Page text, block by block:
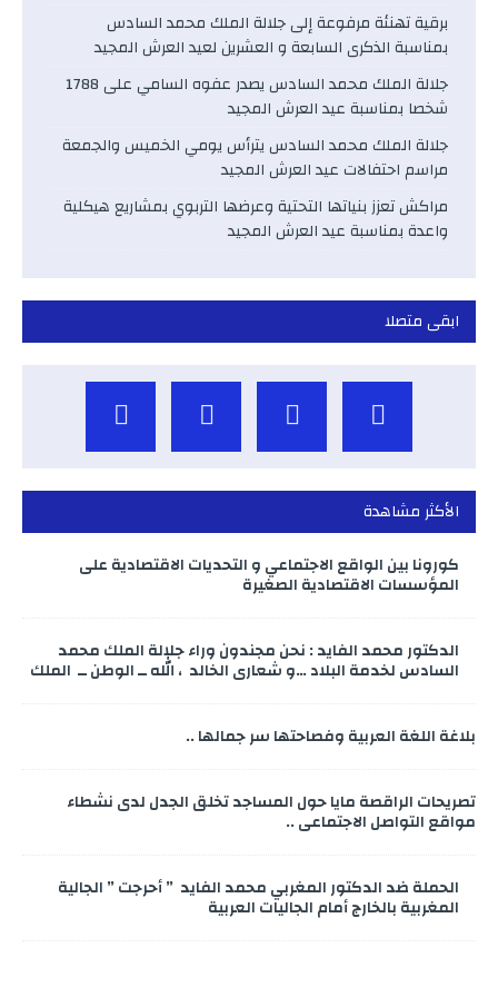
برقية تهنئة مرفوعة إلى جلالة الملك محمد السادس
بمناسبة الذكرى السابعة و العشرين لعيد العرش المجيد
جلالة الملك محمد السادس يصدر عفوه السامي على 1788
شخصا بمناسبة عيد العرش المجيد
جلالة الملك محمد السادس يترأس يومي الخميس والجمعة
مراسم احتفالات عيد العرش المجيد
مراكش تعزز بنياتها التحتية وعرضها التربوي بمشاريع هيكلية
واعدة بمناسبة عيد العرش المجيد
ابقى متصلا
الأكثر مشاهدة
كورونا بين الواقع الاجتماعي و التحديات الاقتصادية على
المؤسسات الاقتصادية الصغيرة
الدكتور محمد الفايد : نحن مجندون وراء جلالة الملك محمد
السادس لخدمة البلاد …و شعاري الخالد ، الله ــ الوطن ــ الملك
بلاغة اللغة العربية وفصاحتها سر جمالها ..
تصريحات الراقصة مايا حول المساجد تخلق الجدل لدى نشطاء
مواقع التواصل الاجتماعي ..
الحملة ضد الدكتور المغربي محمد الفايد ” أحرجت ” الجالية
المغربية بالخارج أمام الجاليات العربية